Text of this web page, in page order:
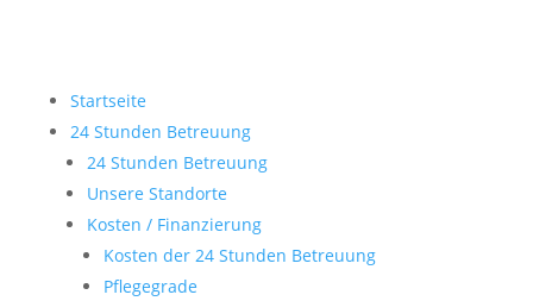
Startseite
24 Stunden Betreuung
24 Stunden Betreuung
Unsere Standorte
Kosten / Finanzierung
Kosten der 24 Stunden Betreuung
Pflegegrade